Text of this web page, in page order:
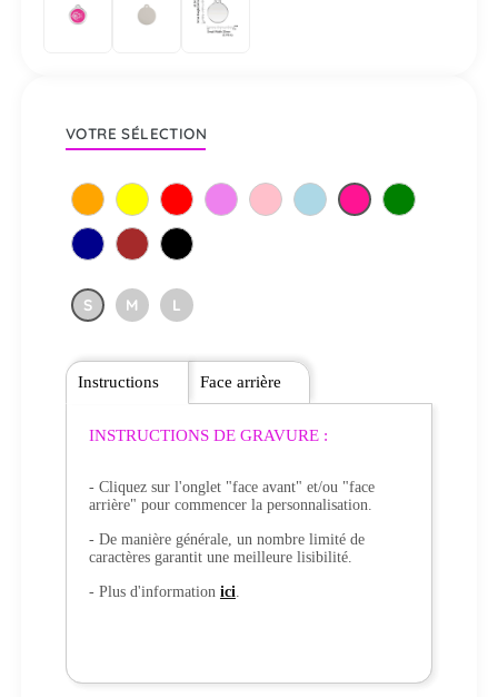
VOTRE SÉLECTION
S M L
Instructions
INSTRUCTIONS DE GRAVURE :
- Cliquez sur l'onglet "face avant" et/ou "face
arrière" pour commencer la personnalisation.
- De manière générale, un nombre limité de
caractères garantit une meilleure lisibilité.
- Plus d'information ici.
Face arrière